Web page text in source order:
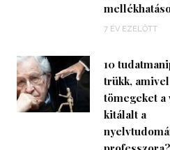
7 ÉV EZELŐTT
10
trükk,
tömegeket a
kitálalt a